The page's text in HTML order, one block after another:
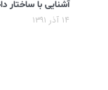
آشنایی با ساختار
۱۴ آذر ۱۳۹۱